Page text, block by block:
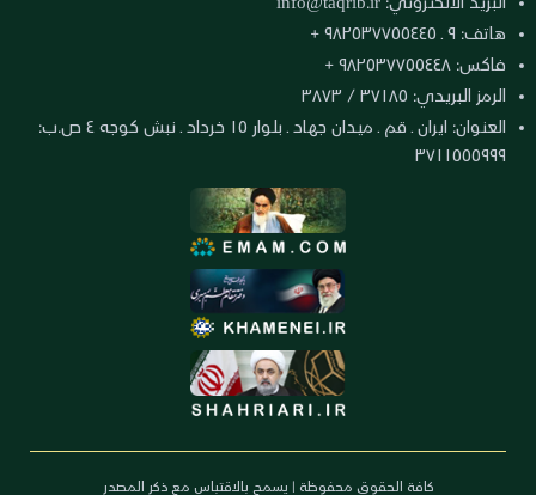
هاتف: ٩ ـ ٩٨٢٥٣٧٧٥٥٤٤٥ +
فاكس: ٩٨٢٥٣٧٧٥٥٤٤٨ +
الرمز البريدي: ٣٧١٨٥ / ٣٨٧٣
العنوان: ايران ـ قم ـ ميدان جهاد ـ بلوار ١٥ خرداد ـ نبش كوجه ٤ ص.ب:
٣٧١١٥٥٥٩٩٩
كافة الحقوق محفوظة | يسمح بالاقتباس مع ذكر المصدر